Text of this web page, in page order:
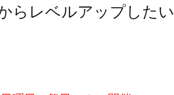
らレベルアップした